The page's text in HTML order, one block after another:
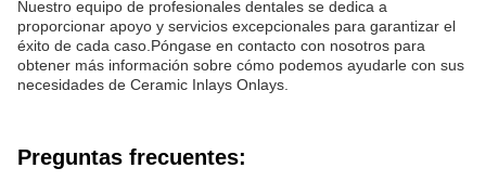
Nuestro equipo de profesionales dentales se dedica a
proporcionar apoyo y servicios excepcionales para garantizar el
éxito de cada caso.Póngase en contacto con nosotros para
obtener más información sobre cómo podemos ayudarle con sus
necesidades de Ceramic Inlays Onlays.
Preguntas frecuentes: